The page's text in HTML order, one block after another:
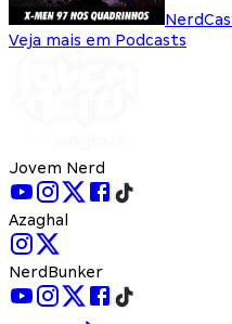
Veja mais em Podcasts
Jovem Nerd
Azaghal
NerdBunker